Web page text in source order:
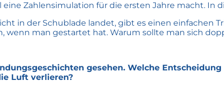
Zahlensimulation für die ersten Jahre macht. In
in der Schublade landet, gibt es einen einfachen
wenn man gestartet hat. Warum sollte man sich
gesehen. Welche
Luft verlieren?